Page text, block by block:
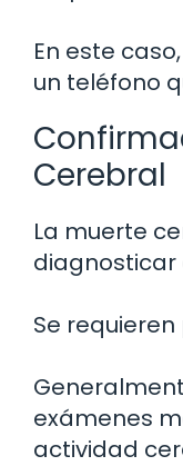
En este
un teléfono
Cerebral
La muerte
diagnosticar
Se
exámenes
actividad